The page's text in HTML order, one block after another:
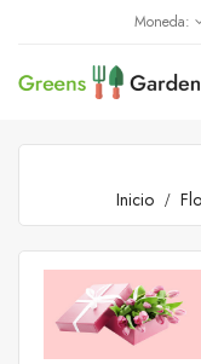
Moneda:
Inicio